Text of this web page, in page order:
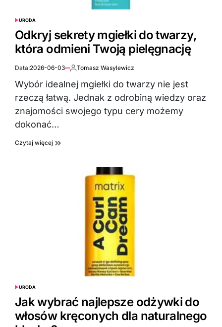
POSTED
IN
URODA
Odkryj sekrety mgiełki do twarzy,
która odmieni Twoją pielęgnację
Data:2026-06-03 Autor:
Tomasz Wasylewicz
Wybór idealnej mgiełki do twarzy nie jest
rzeczą łatwą. Jednak z odrobiną wiedzy oraz
znajomości swojego typu cery możemy
dokonać…
Czytaj więcej
POSTED
URODA
Jak wybrać najlepsze odżywki do
włosów kręconych dla naturalnego